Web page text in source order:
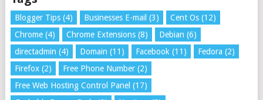
Blogger Tips(4) Businesses E-mail (3) Cent Os(12)
Chrome(4) Chrome Extensions(8) Debian (6)
directadmin (4) Domain (11) Facebook (11) Fedora (2)
Firefox(2) Free Phone Number(2)
Free Web Hosting Control Panel (17)